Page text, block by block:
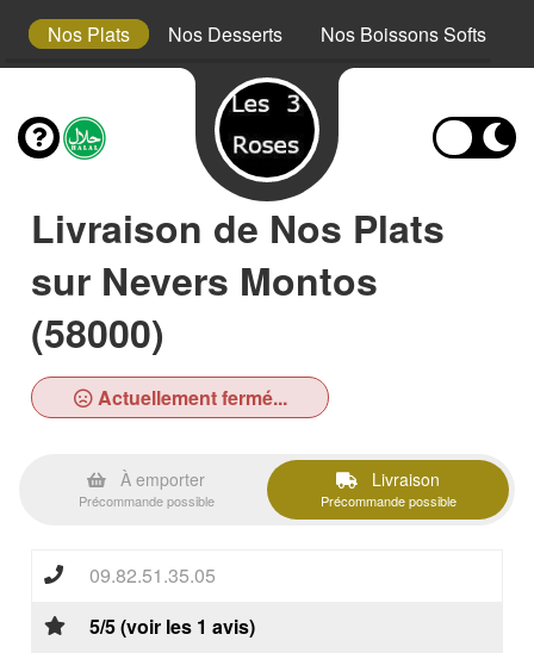
Nos Plats Nos Desserts Nos Boissons Softs
Livraison de Nos Plats
sur Nevers Montos
(58000)
Actuellement fermé...
À emporter
Précommande possible
Livraison
Précommande possible
09.82.51.35.05
5/5 (voir les 1 avis)